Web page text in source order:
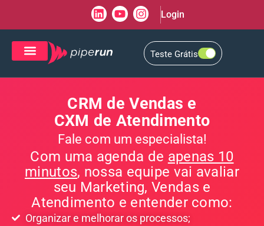
Login
Teste Grátis
CRM de Vendas e
CXM de Atendimento
Fale com um especialista!
Com uma agenda de apenas 10
minutos, nossa equipe vai avaliar
seu Marketing, Vendas e
Atendimento e entender como:
Organizar e melhorar os processos;